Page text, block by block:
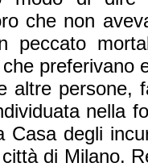
che non
peccato
preferivano
altre persone,
nella
Casa degli
di Milano.